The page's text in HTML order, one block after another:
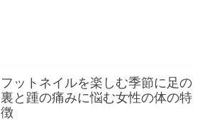
フットネイルを楽しむ季節に足の
裏と踵の痛みに悩む女性の体の特
徴